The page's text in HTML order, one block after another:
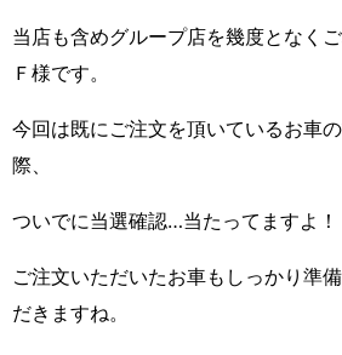
当店も含めグループ店を幾度となく
Ｆ様です。
今回は既にご注文を頂いているお車
際、
ついでに当選確認…当たってますよ！
ご注文いただいたお車もしっかり準
だきますね。